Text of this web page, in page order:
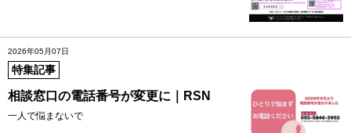
2026年05月07日
特集記事
相談窓口の電話番号が変更に｜RSN
一人で悩まないで